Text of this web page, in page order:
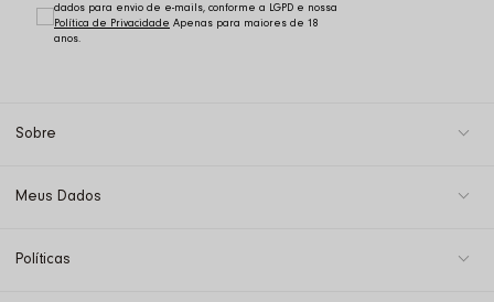
dados para envio de e-mails, conforme a LGPD e nossa
Política de Privacidade
Sobre
Meus Dados
Políticas